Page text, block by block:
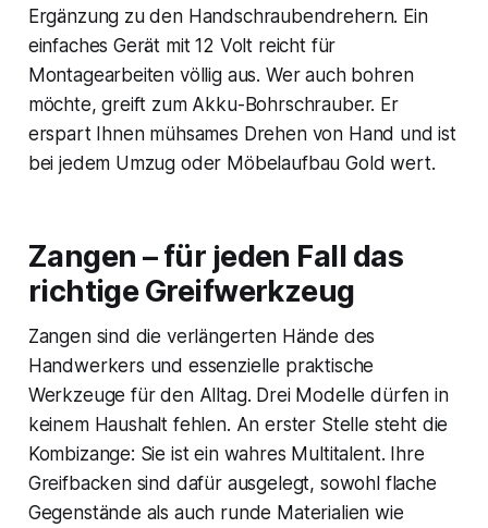
Ergänzung zu den Handschraubendrehern. Ein
einfaches Gerät mit 12 Volt reicht für
Montagearbeiten völlig aus. Wer auch bohren
möchte, greift zum Akku-Bohrschrauber. Er
erspart Ihnen mühsames Drehen von Hand und ist
bei jedem Umzug oder Möbelaufbau Gold wert.
Zangen – für jeden Fall das
richtige Greifwerkzeug
Zangen sind die verlängerten Hände des
Handwerkers und essenzielle praktische
Werkzeuge für den Alltag. Drei Modelle dürfen in
keinem Haushalt fehlen. An erster Stelle steht die
Kombizange: Sie ist ein wahres Multitalent. Ihre
Greifbacken sind dafür ausgelegt, sowohl flache
Gegenstände als auch runde Materialien wie